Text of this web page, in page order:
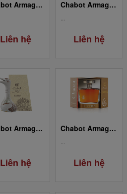
Chabot Armagnac Gold 0.05l
Liên hệ
Chabot Armagnac Gold Goose Extra
Liên hệ
Chabot Armagnac White Goose XO
Liên hệ
Chabot Armagnac Extra
Liên hệ